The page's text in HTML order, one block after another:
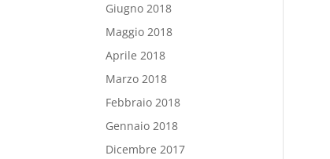
Giugno 2018
Maggio 2018
Aprile 2018
Marzo 2018
Febbraio 2018
Gennaio 2018
Dicembre 2017